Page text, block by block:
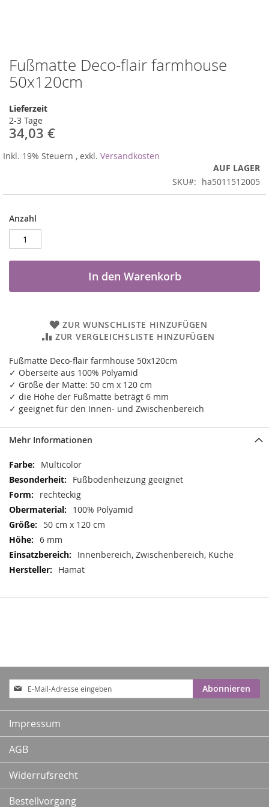
Fußmatte Deco-flair farmhouse
50x120cm
Lieferzeit
2-3 Tage
34,03 €
Inkl. 19% Steuern , exkl. Versandkosten
AUF LAGER
SKU
ha5011512005
Anzahl
In den Warenkorb
ZUR WUNSCHLISTE HINZUFÜGEN
ZUR VERGLEICHSLISTE HINZUFÜGEN
Fußmatte Deco-flair farmhouse 50x120cm
✓ Oberseite aus 100% Polyamid
✓ Größe der Matte: 50 cm x 120 cm
✓ die Höhe der Fußmatte beträgt 6 mm
✓ geeignet für den Innen- und Zwischenbereich
Zum
Anfang
der
springen
Mehr Informationen
Mehr
Informationen
Multicolor
Fußbodenheizung geeignet
rechteckig
100% Polyamid
50 cm x 120 cm
6 mm
Innenbereich, Zwischenbereich, Küche
Hamat
Anmeldung
zum
Newsletter:
Abonnieren
Impressum
AGB
Widerrufsrecht
Bestellvorgang